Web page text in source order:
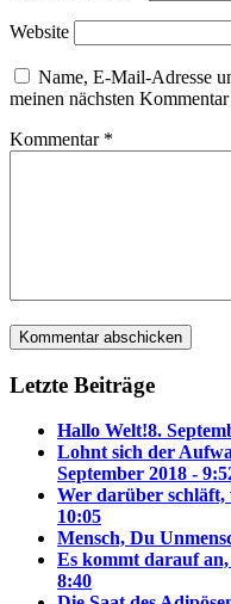
Website
Name, E-Mail-Adresse
meinen nächsten
Kommentar *
Letzte Beiträge
Hallo Welt!8.
Lohnt sich der
September 2018 -
Wer darüber
10:05
Mensch, Du
Es kommt darauf
8:40